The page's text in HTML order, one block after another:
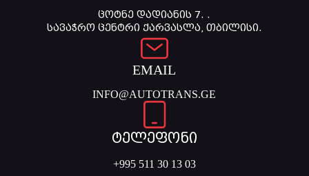
ცოტნე დადიანის 7. .
სავაჭრო ცენტრი ქარვასლა, თბილისი.
EMAIL
INFO@AUTOTRANS.GE
ტელეფონი
+995 511 30 13 03